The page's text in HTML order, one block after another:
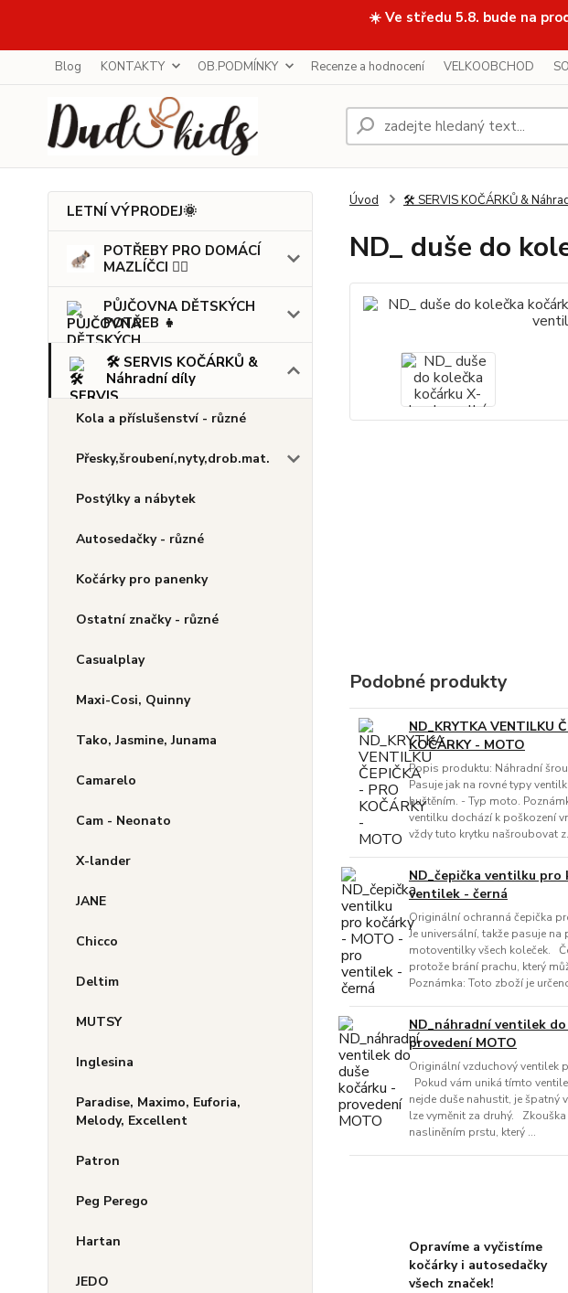
☀️ Ve středu 5.8. bude na
Blog KONTAKTY OB.PODMÍNKY Recenze a hodnocení VELKOOBCHOD
LETNÍ VÝPRODEJ🌞
POTŘEBY PRO DOMÁCÍ
MAZLÍČCI 🐕‍🦺
PŮJČOVNA DĚTSKÝCH
POTŘEB 👧
🛠️ SERVIS KOČÁRKŮ &
Náhradní díly
Kola a příslušenství - různé
Přesky,šroubení,nyty,drob.mat.
Postýlky a nábytek
Autosedačky - různé
Kočárky pro panenky
Ostatní značky - různé
Casualplay
Maxi-Cosi, Quinny
Tako, Jasmine, Junama
Camarelo
Cam - Neonato
X-lander
JANE
Chicco
Deltim
MUTSY
Inglesina
Paradise, Maximo, Euforia,
Melody, Excellent
Patron
Peg Perego
Hartan
JEDO
Úvod 🛠️ SERVIS KOČÁRKŮ &
ND_ duše do
Podobné produkty
ND_KRYTKA VENTILKU
KOČÁRKY - MOTO
Popis produktu: Náhradní
Pasuje jak na rovné typy
huštěním. - Typ moto.
ventilku dochází k poškození
vždy tuto krytku našroubovat
ND_čepička ventilku pro
ventilek - černá
Originální ochranná čepička
Je universální, takže pasuje na
motoventilky všech koleček.
protože brání prachu, který
Poznámka: Toto zboží je
ND_náhradní ventilek
provedení MOTO
Originální vzduchový ventilek
Pokud vám uniká tímto
nejde duše nahustit, je špatný
lze vyměnit za druhý.
nasliněním prstu, který ...
Opravíme a vyčistíme
kočárky i autosedačky
všech značek!